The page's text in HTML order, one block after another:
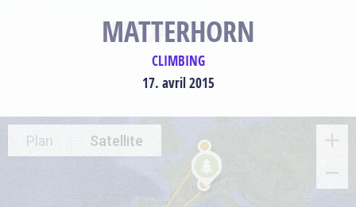
MATTERHORN
CLIMBING
17. avril 2015
Plan Satellite